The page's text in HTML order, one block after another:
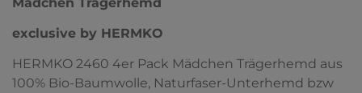
exclusive by HERMKO
HERMKO 2460 4er Pack Mädchen Trägerhemd aus
100% Bio-Baumwolle, Naturfaser-Unterhemd bzw